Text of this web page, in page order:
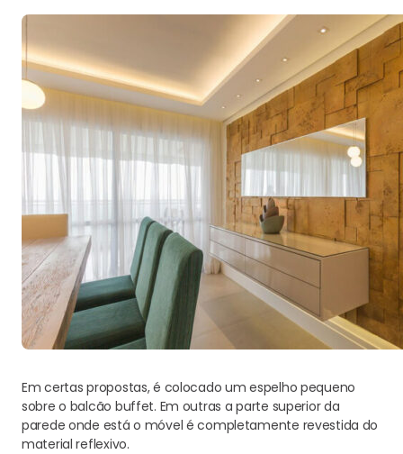
Em certas propostas, é colocado um espelho pequeno
sobre o balcão buffet. Em outras a parte superior da
parede onde está o móvel é completamente revestida do
material reflexivo.